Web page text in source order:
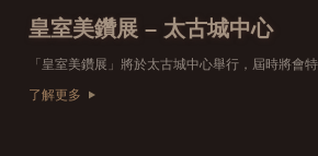
皇室美鑽展 – 太古城中心
了解更多